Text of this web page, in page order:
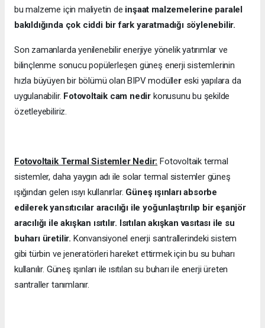
bu malzeme için maliyetin de inşaat malzemelerine paralel
bakıldığında çok ciddi bir fark yaratmadığı söylenebilir.
Son zamanlarda yenilenebilir enerjiye yönelik yatırımlar ve
bilinçlenme sonucu popülerleşen güneş enerji sistemlerinin
hızla büyüyen bir bölümü olan BIPV modüller eski yapılara da
uygulanabilir. Fotovoltaik cam nedir konusunu bu şekilde
özetleyebiliriz.
Fotovoltaik Termal Sistemler Nedir: Fotovoltaik termal
sistemler, daha yaygın adı ile solar termal sistemler güneş
ışığından gelen ısıyı kullanırlar. Güneş ışınları absorbe
edilerek yansıtıcılar aracılığı ile yoğunlaştırılıp bir eşanjör
aracılığı ile akışkan ısıtılır. Isıtılan akışkan vasıtası ile su
buharı üretilir. Konvansiyonel enerji santrallerindeki sistem
gibi türbin ve jeneratörleri hareket ettirmek için bu su buharı
kullanılır. Güneş ışınları ile ısıtılan su buharı ile enerji üreten
santraller tanımlanır.